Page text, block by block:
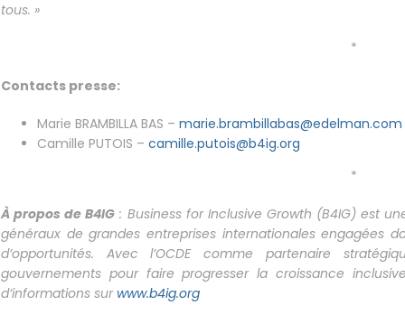
tous. »
*
Contacts presse:
Marie BRAMBILLA BAS – marie.brambillabas@edelman.com
Camille PUTOIS – camille.putois@b4ig.org
*
À propos de B4IG : Business for Inclusive Growth (B4IG) est
généraux de grandes entreprises internationales engagées
d’opportunités. Avec l’OCDE comme partenaire
gouvernements pour faire progresser la croissance
d’informations surwww.b4ig.org